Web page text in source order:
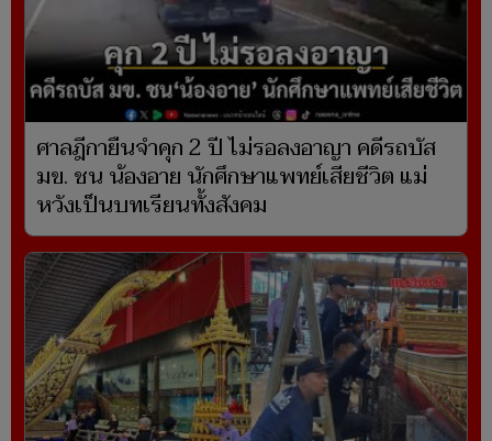
ศาลฎีกายืนจำคุก 2 ปี ไม่รอลงอาญา คดีรถบัส
มข. ชน น้องอาย นักศึกษาแพทย์เสียชีวิต แม่
หวังเป็นบทเรียนทั้งสังคม